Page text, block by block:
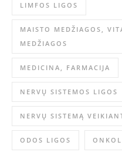
LIMFOS LIGOS
MAISTO MEDŽIAGOS,
MEDŽIAGOS
MEDICINA, FARMACIJA
NERVŲ SISTEMOS LIGOS
NERVŲ SISTEMĄ
ODOS LIGOS